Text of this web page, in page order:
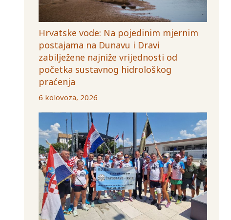
Hrvatske vode: Na pojedinim mjernim
postajama na Dunavu i Dravi
zabilježene najniže vrijednosti od
početka sustavnog hidrološkog
praćenja
6 kolovoza, 2026